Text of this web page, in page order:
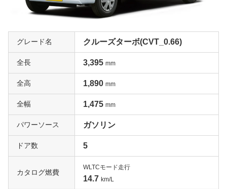
グレード名 クルーズターボ(CVT_0.66)
全長 3,395 mm
全高 1,890 mm
全幅 1,475 mm
パワーソース ガソリン
ドア数 5
カタログ燃費
WLTCモード走行
14.7 km/L